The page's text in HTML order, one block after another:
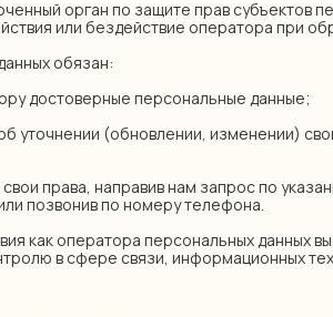
орган по защите прав субъектов
или бездействие оператора при
обязан:
достоверные персональные данные;
уточнении (обновлении, изменении)
права, направив нам запрос по
позвонив по номеру телефона.
как оператора персональных данных
в сфере связи, информационных